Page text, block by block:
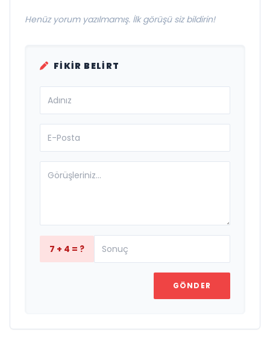
Henüz yorum yazılmamış. İlk görüşü siz bildirin!
FIKIR BELIRT
7 + 4 = ?
GÖNDER